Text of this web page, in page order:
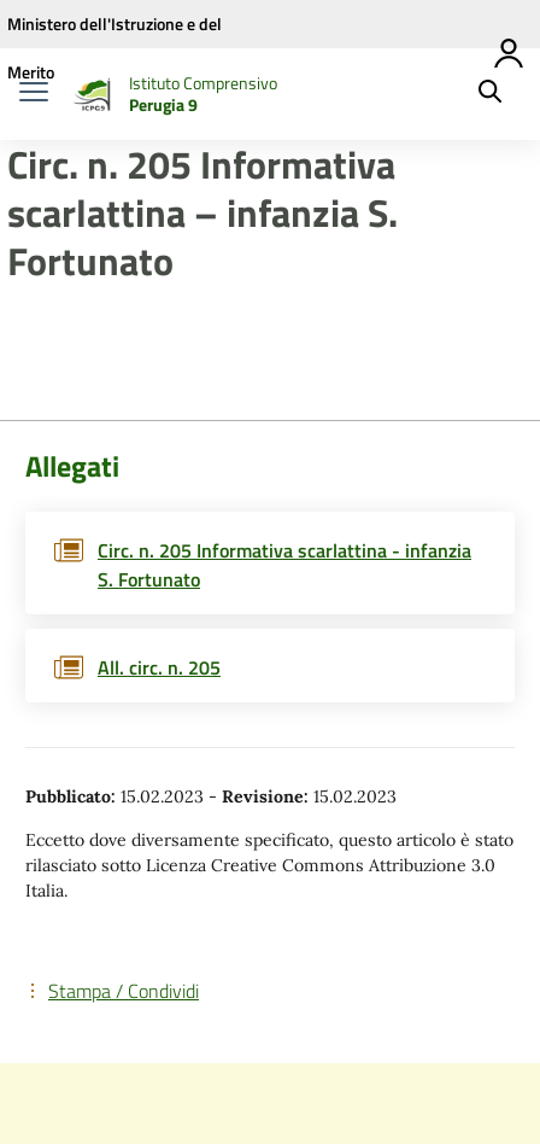
Vai ai contenuti
Vai al menu di navigazione
Vai al footer
Ministero dell'Istruzione e del
Merito
Istituto Comprensivo
Perugia 9
Circ. n. 205 Informativa
scarlattina – infanzia S.
Fortunato
Allegati
Circ. n. 205 Informativa scarlattina - infanzia
S. Fortunato
All. circ. n. 205
Pubblicato: 15.02.2023 - Revisione: 15.02.2023
Eccetto dove diversamente specificato, questo articolo è stato
rilasciato sotto Licenza Creative Commons Attribuzione 3.0
Italia.
Stampa / Condividi